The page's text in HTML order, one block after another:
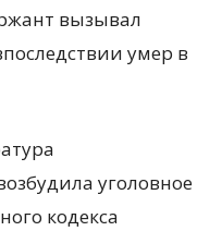
вызывал
умер в
уголовное
кодекса